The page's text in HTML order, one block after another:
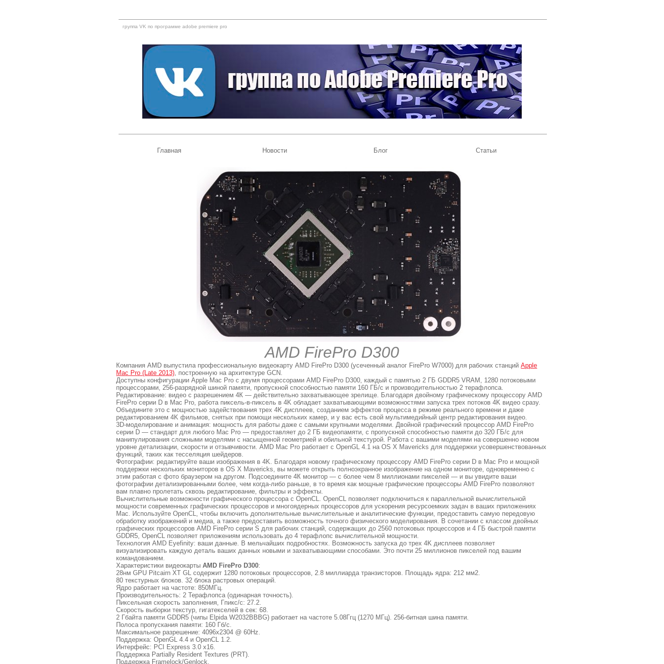
группа VK по программе adobe premiere pro
Главная Новости Блог Статьи
AMD FirePro D300
Компания AMD выпустила профессиональную видеокарту AMD FirePro D300 (усеченный аналог FirePro W7000) для рабочих станцийApple
Mac Pro (Late 2013) , построенную на архитектуре GCN.
Доступны конфигурации Apple Mac Pro с двумя процессорами AMD FirePro D300, каждый с памятью 2 ГБ GDDR5 VRAM, 1280 потоковыми
процессорами, 256-разрядной шиной памяти, пропускной способностью памяти 160 ГБ/с и производительностью 2 терафлопcа.
Редактирование: видео с разрешением 4К — действительно захватывающее зрелище. Благодаря двойному графическому процессору AMD
FirePro серии D в Mac Pro, работа пиксель-в-пиксель в 4K обладает захватывающими возможностями запуска трех потоков 4K видео сразу.
Объедините это с мощностью задействования трех 4K дисплеев, созданием эффектов процесса в режиме реального времени и даже
редактированием 4K фильмов, снятых при помощи нескольких камер, и у вас есть свой мультимедийный центр редактирования видео.
3D-моделирование и анимация: мощность для работы даже с самыми крупными моделями. Двойной графический процессор AMD FirePro
серии D — стандарт для любого Mac Pro — предоставляет до 2 ГБ видеопамяти, с пропускной способностью памяти до 320 ГБ/с для
манипулирования сложными моделями с насыщенной геометрией и обильной текстурой. Работа с вашими моделями на совершенно новом
уровне детализации, скорости и отзывчивости. AMD Mac Pro работает с OpenGL 4.1 на OS X Mavericks для поддержки усовершенствованных
функций, таких как тесселяция шейдеров.
Фотографии: редактируйте ваши изображения в 4K. Благодаря новому графическому процессору AMD FirePro серии D в Mac Pro и мощной
поддержки нескольких мониторов в OS X Mavericks, вы можете открыть полноэкранное изображение на одном мониторе, одновременно с
этим работая с фото браузером на другом. Подсоедините 4К монитор — с более чем 8 миллионами пикселей — и вы увидите ваши
фотографии детализированными более, чем когда-либо раньше, в то время как мощные графические процессоры AMD FirePro позволяют
вам плавно пролетать сквозь редактирование, фильтры и эффекты.
Вычислительные возможности графического процессора с OpenCL. OpenCL позволяет подключиться к параллельной вычислительной
мощности современных графических процессоров и многоядерных процессоров для ускорения ресурсоемких задач в ваших приложениях
Mac. Используйте OpenCL, чтобы включить дополнительные вычислительные и аналитические функции, предоставить самую передовую
обработку изображений и медиа, а также предоставить возможность точного физического моделирования. В сочетании с классом двойных
графических процессоров AMD FirePro серии S для рабочих станций, содержащих до 2560 потоковых процессоров и 4 ГБ быстрой памяти
GDDR5, OpenCL позволяет приложениям использовать до 4 терафлопс вычислительной мощности.
Технология AMD Eyefinity: ваши данные. В мельчайших подробностях. Возможность запуска до трех 4K дисплеев позволяет
визуализировать каждую деталь ваших данных новыми и захватывающими способами. Это почти 25 миллионов пикселей под вашим
командованием.
Характеристики видеокартыAMD FirePro D300:
28нм GPU Pitcairn XT GL содержит 1280 потоковых процессоров, 2.8 миллиарда транзисторов. Площадь ядра: 212 мм2.
80 текстурных блоков. 32 блока растровых операций.
Ядро работает на частоте: 850МГц.
Производительность: 2 Терафлопса (одинарная точность).
Пиксельная скорость заполнения, Гпикс/с: 27.2.
Скорость выборки текстур, гигатекселей в сек: 68.
2 Гбайта памяти GDDR5 (чипы Elpida W2032BBBG) работает на частоте 5.08Ггц (1270 МГц). 256-битная шина памяти.
Полоса пропускания памяти: 160 Гб/с.
Максимальное разрешение: 4096х2304 @ 60Hz.
Поддержка: OpenGL 4.4 и OpenCL 1.2.
Интерфейс: PCI Express 3.0 x16.
Поддержка Partially Resident Textures (PRT).
Поддержка Framelock/Genlock.